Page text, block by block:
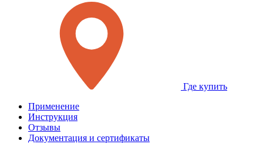
Где купить
Применение
Инструкция
Отзывы
Документация и сертификаты